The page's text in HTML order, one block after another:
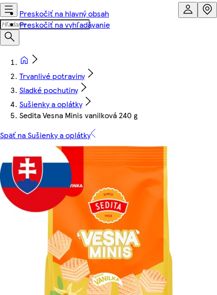
Preskočiť na hlavný obsah
Preskočiť na vyhľadávanie
Trvanlivé potraviny
Sladké pochutiny
Sušienky a oplátky
Sedita Vesna Minis vanilková 240 g
Späť na Sušienky a oplátky